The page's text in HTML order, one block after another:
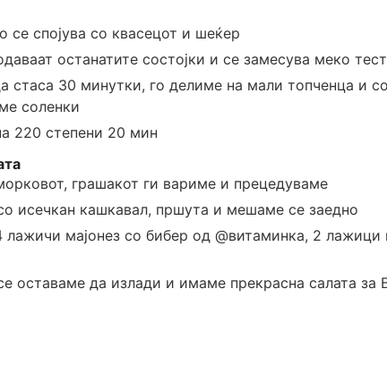
се спојува со квасецот и шеќер
останатите состојки и се замесува меко
стаса 30 минутки, го делиме на мали топченца и
соленки
220 степени 20 мин
грашакот ги вариме и прецедуваме
исечкан кашкавал, пршута и мешаме се заедно
мајонез со бибер од @витаминка, 2 лажици
оставаме да излади и имаме прекрасна салата за